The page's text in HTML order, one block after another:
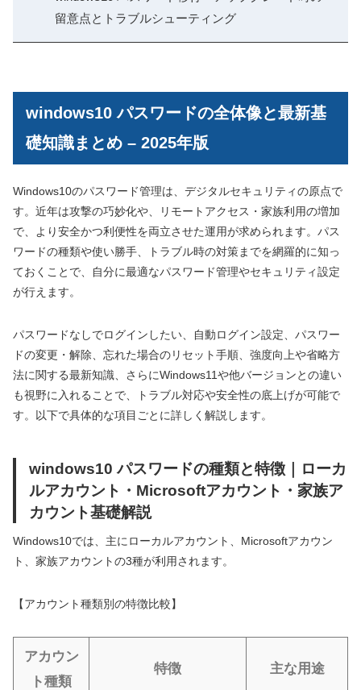
留意点とトラブルシューティング
windows10 パスワードの全体像と最新基
礎知識まとめ – 2025年版
Windows10のパスワード管理は、デジタルセキュリティの原点で
す。近年は攻撃の巧妙化や、リモートアクセス・家族利用の増加
で、より安全かつ利便性を両立させた運用が求められます。パス
ワードの種類や使い勝手、トラブル時の対策までを網羅的に知っ
ておくことで、自分に最適なパスワード管理やセキュリティ設定
が行えます。
パスワードなしでログインしたい、自動ログイン設定、パスワー
ドの変更・解除、忘れた場合のリセット手順、強度向上や省略方
法に関する最新知識、さらにWindows11や他バージョンとの違い
も視野に入れることで、トラブル対応や安全性の底上げが可能で
す。以下で具体的な項目ごとに詳しく解説します。
windows10 パスワードの種類と特徴｜ローカ
ルアカウント・Microsoftアカウント・家族ア
カウント基礎解説
Windows10では、主にローカルアカウント、Microsoftアカウン
ト、家族アカウントの3種が利用されます。
【アカウント種類別の特徴比較】
アカウン
ト種類
特徴 主な用途